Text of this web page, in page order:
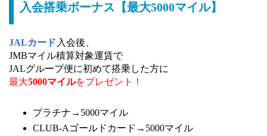
入会搭乗ボーナス【最大5000マイル】
JALカード 入会後、
JMBマイル積算対象運賃で
JALグループ便に初めて搭乗した方に
最大5000マイルをプレゼント！
プラチナ→5000マイル
CLUB-Aゴールドカード→5000マイル